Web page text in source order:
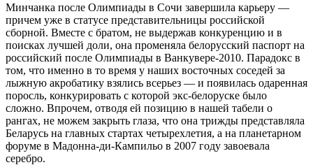
Минчанка после Олимпиады в Сочи завершила карьеру —
причем уже в статусе представительницы российской
сборной. Вместе с братом, не выдержав конкуренцию и в
поисках лучшей доли, она променяла белорусский паспорт на
российский после Олимпиады в Ванкувере-2010. Парадокс в
том, что именно в то время у наших восточных соседей за
лыжную акробатику взялись всерьез — и появилась одаренная
поросль, конкурировать с которой экс-белоруске было
сложно. Впрочем, отводя ей позицию в нашей табели о
рангах, не можем закрыть глаза, что она трижды представляла
Беларусь на главных стартах четырехлетия, а на планетарном
форуме в Мадонна-ди-Кампильо в 2007 году завоевала
серебро.